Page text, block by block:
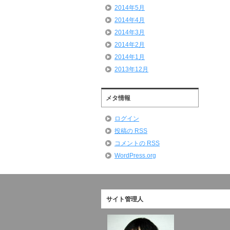
2014年5月
2014年4月
2014年3月
2014年2月
2014年1月
2013年12月
メタ情報
ログイン
投稿の RSS
コメントの RSS
WordPress.org
サイト管理人